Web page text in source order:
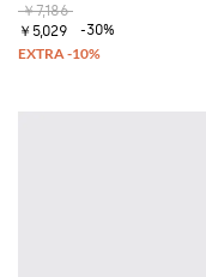
￥7,186
￥5,029
-30%